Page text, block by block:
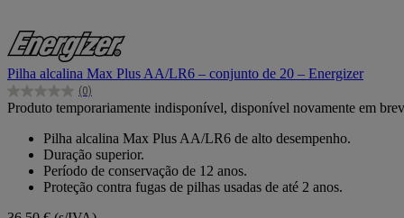
Pilha alcalina Max Plus AA/LR6 – conjunto de 20 – Energizer
(0)
0.0
em
estrelas.
Produto temporariamente indisponível, disponível novamente em
Pilha alcalina Max Plus AA/LR6 de alto desempenho.
Duração superior.
Período de conservação de 12 anos.
Proteção contra fugas de pilhas usadas de até 2 anos.